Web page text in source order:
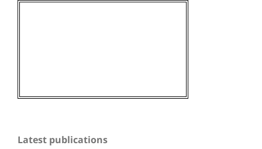
Latest publications